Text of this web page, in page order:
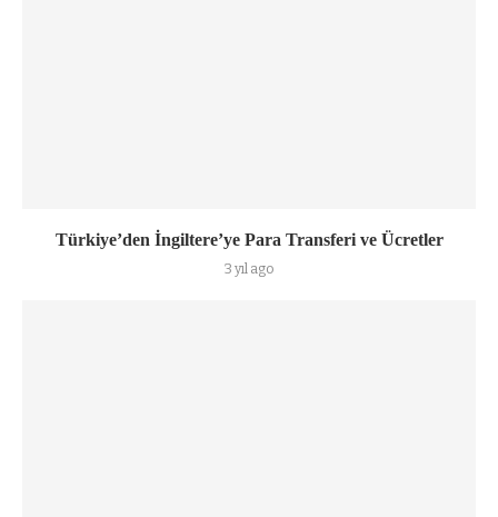
Türkiye’den İngiltere’ye Para Transferi ve Ücretler
3 yıl ago